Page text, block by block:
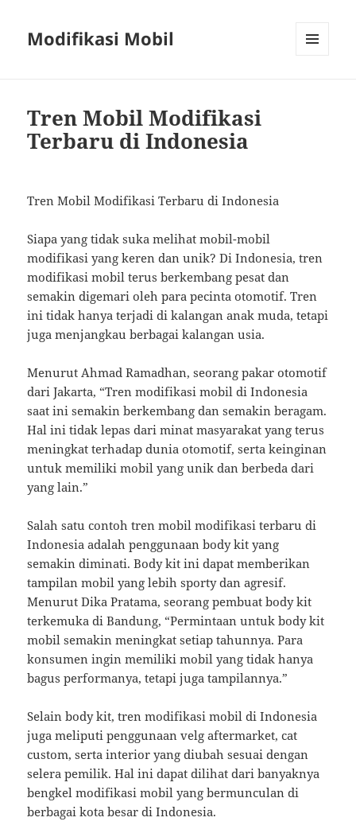
Modifikasi Mobil
Tren Mobil Modifikasi
Terbaru di Indonesia
Tren Mobil Modifikasi Terbaru di Indonesia
Siapa yang tidak suka melihat mobil-mobil
modifikasi yang keren dan unik? Di Indonesia, tren
modifikasi mobil terus berkembang pesat dan
semakin digemari oleh para pecinta otomotif. Tren
ini tidak hanya terjadi di kalangan anak muda, tetapi
juga menjangkau berbagai kalangan usia.
Menurut Ahmad Ramadhan, seorang pakar otomotif
dari Jakarta, “Tren modifikasi mobil di Indonesia
saat ini semakin berkembang dan semakin beragam.
Hal ini tidak lepas dari minat masyarakat yang terus
meningkat terhadap dunia otomotif, serta keinginan
untuk memiliki mobil yang unik dan berbeda dari
yang lain.”
Salah satu contoh tren mobil modifikasi terbaru di
Indonesia adalah penggunaan body kit yang
semakin diminati. Body kit ini dapat memberikan
tampilan mobil yang lebih sporty dan agresif.
Menurut Dika Pratama, seorang pembuat body kit
terkemuka di Bandung, “Permintaan untuk body kit
mobil semakin meningkat setiap tahunnya. Para
konsumen ingin memiliki mobil yang tidak hanya
bagus performanya, tetapi juga tampilannya.”
Selain body kit, tren modifikasi mobil di Indonesia
juga meliputi penggunaan velg aftermarket, cat
custom, serta interior yang diubah sesuai dengan
selera pemilik. Hal ini dapat dilihat dari banyaknya
bengkel modifikasi mobil yang bermunculan di
berbagai kota besar di Indonesia.